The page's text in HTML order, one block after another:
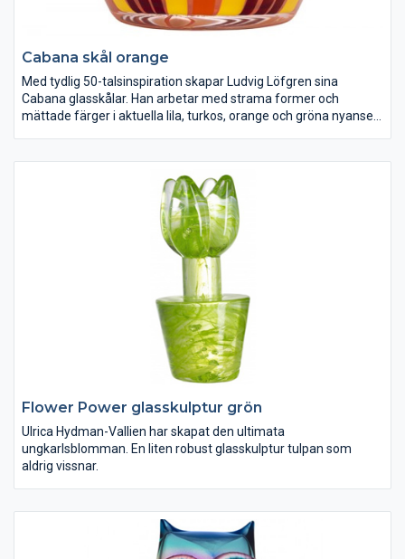
Cabana skål orange
Med tydlig 50-talsinspiration skapar Ludvig Löfgren sina
Cabana glasskålar. Han arbetar med strama former och
mättade färger i aktuella lila, turkos, orange och gröna nyanser.
Flower Power glasskulptur grön
Ulrica Hydman-Vallien har skapat den ultimata
ungkarlsblomman. En liten robust glasskulptur tulpan som
aldrig vissnar.